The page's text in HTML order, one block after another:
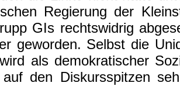
Regierung der
GIs rechtswidrig
geworden. Selbst die
als demokratischer
den Diskursspitzen